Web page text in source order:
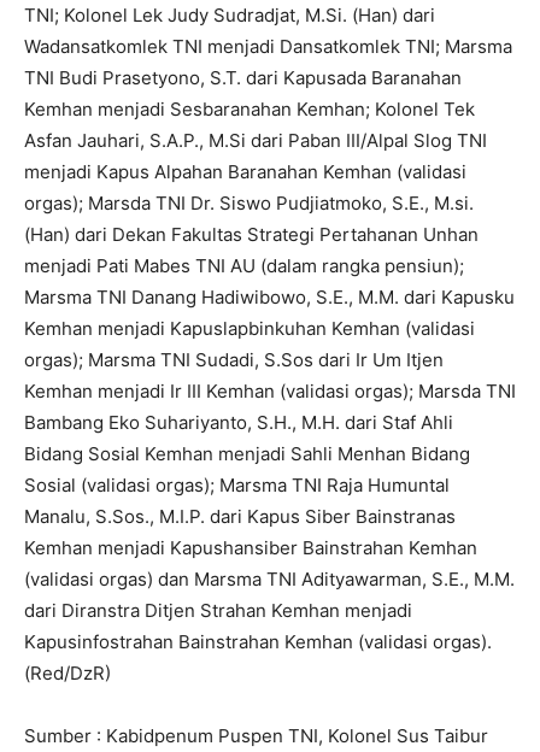
TNI; Kolonel Lek Judy Sudradjat, M.Si. (Han) dari
Wadansatkomlek TNI menjadi Dansatkomlek TNI; Marsma
TNI Budi Prasetyono, S.T. dari Kapusada Baranahan
Kemhan menjadi Sesbaranahan Kemhan; Kolonel Tek
Asfan Jauhari, S.A.P., M.Si dari Paban III/Alpal Slog TNI
menjadi Kapus Alpahan Baranahan Kemhan (validasi
orgas); Marsda TNI Dr. Siswo Pudjiatmoko, S.E., M.si.
(Han) dari Dekan Fakultas Strategi Pertahanan Unhan
menjadi Pati Mabes TNI AU (dalam rangka pensiun);
Marsma TNI Danang Hadiwibowo, S.E., M.M. dari Kapusku
Kemhan menjadi Kapuslapbinkuhan Kemhan (validasi
orgas); Marsma TNI Sudadi, S.Sos dari Ir Um Itjen
Kemhan menjadi Ir III Kemhan (validasi orgas); Marsda TNI
Bambang Eko Suhariyanto, S.H., M.H. dari Staf Ahli
Bidang Sosial Kemhan menjadi Sahli Menhan Bidang
Sosial (validasi orgas); Marsma TNI Raja Humuntal
Manalu, S.Sos., M.I.P. dari Kapus Siber Bainstranas
Kemhan menjadi Kapushansiber Bainstrahan Kemhan
(validasi orgas) dan Marsma TNI Adityawarman, S.E., M.M.
dari Diranstra Ditjen Strahan Kemhan menjadi
Kapusinfostrahan Bainstrahan Kemhan (validasi orgas).
(Red/DzR)
Sumber : Kabidpenum Puspen TNI, Kolonel Sus Taibur